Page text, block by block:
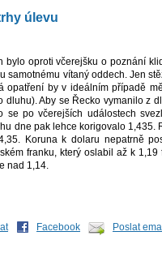
úlevu
bylo oproti včerejšku o poznání
samotnému vítaný oddech. Jen
opatření by v ideálním případě
Aby se Řecko vymanilo z
se po včerejších událostech
dne pak lehce korigovalo 1,435.
Koruna k dolaru nepatrně
franku, který oslabil až k 1,19
nad 1,14.
Facebook Poslat